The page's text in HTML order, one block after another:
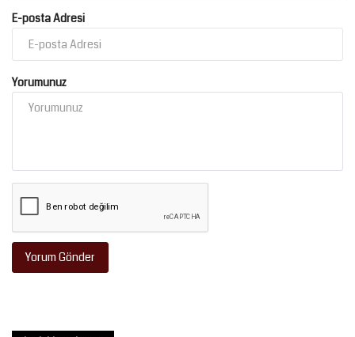
E-posta Adresi
Yorumunuz
Yorum Gönder